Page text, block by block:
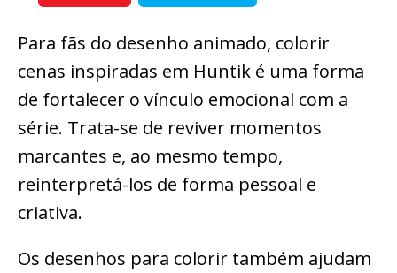
Para fãs do desenho animado, colorir
cenas inspiradas em Huntik é uma forma
de fortalecer o vínculo emocional com a
série. Trata-se de reviver momentos
marcantes e, ao mesmo tempo,
reinterpretá-los de forma pessoal e
criativa.
Os desenhos para colorir também ajudam